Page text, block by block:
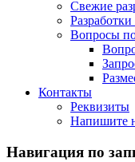
Свежие
Вопросы
Контакты
Реквизиты
Напишите
Навигация по